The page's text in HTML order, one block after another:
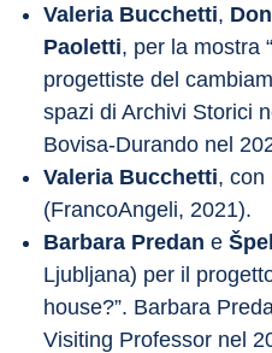
Valeria Bucchetti,
Paoletti, per la mostra
progettiste del
spazi di Archivi Storici
Bovisa-Durando nel
Valeria Bucchetti, con
(FrancoAngeli, 2021).
Barbara Predan e
Ljubljana) per il
house?”. Barbara
Visiting Professor nel